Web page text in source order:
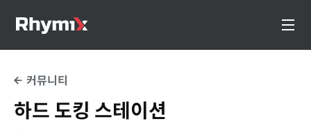
커뮤니티
하드 도킹 스테이션